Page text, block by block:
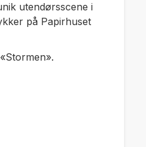
utendørsscene i
på Papirhuset
Stormen».